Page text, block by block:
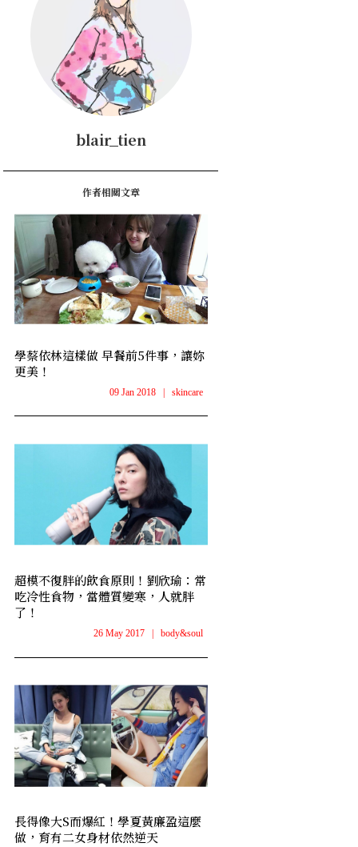
blair_tien
作者相關文章
學蔡依林這樣做 早餐前5件事，讓妳
更美！
09 Jan 2018 | skincare
超模不復胖的飲食原則！劉欣瑜：常
吃冷性食物，當體質變寒，人就胖
了！
26 May 2017 body&soul
長得像大S而爆紅！學夏黃廉盈這麼
做，育有二女身材依然逆天